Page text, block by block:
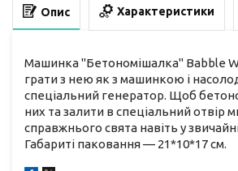
Опис Характеристики
Машинка "Бетономішалка" Babble
грати з нею як з машинкою і
спеціальний генератор. Щоб
них та залити в спеціальний
справжнього свята навіть у
Габариті паковання — 21*10*17 см.